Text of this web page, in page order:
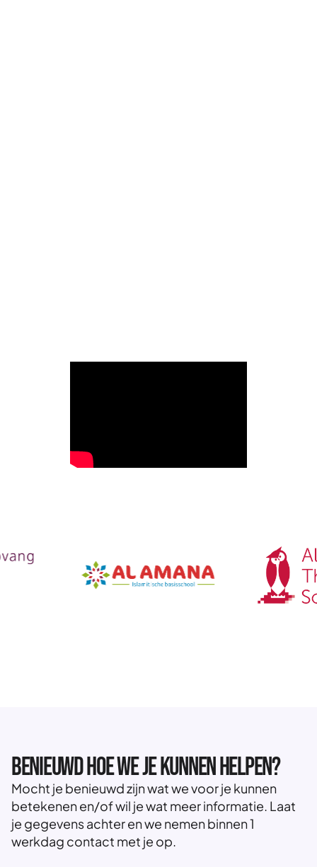
Benieuwd hoe we je kunnen helpen?
Mocht je benieuwd zijn wat we voor je kunnen
betekenen en/of wil je wat meer informatie. Laat
je gegevens achter en we nemen binnen 1
werkdag contact met je op.